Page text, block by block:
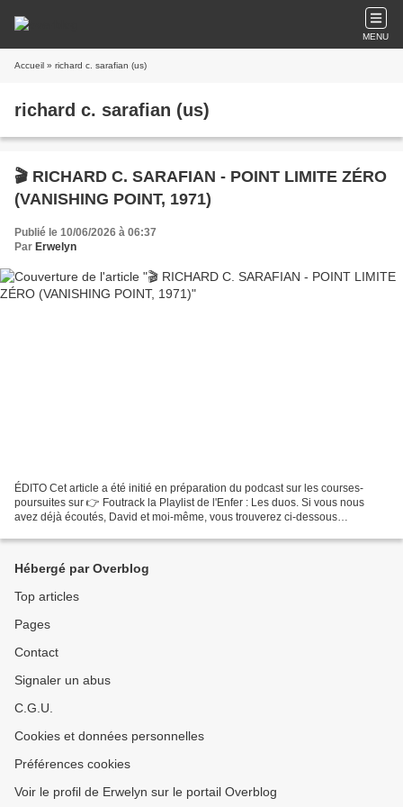
MENU
Accueil » richard c. sarafian (us)
richard c. sarafian (us)
🎬 RICHARD C. SARAFIAN - POINT LIMITE ZÉRO
(VANISHING POINT, 1971)
Publié le 10/06/2026 à 06:37
Par Erwelyn
ÉDITO Cet article a été initié en préparation du podcast sur les courses-
poursuites sur 👉 Foutrack la Playlist de l'Enfer : Les duos. Si vous nous
avez déjà écoutés, David et moi-même, vous trouverez ci-dessous
Hébergé par Overblog
Top articles
Pages
Contact
Signaler un abus
C.G.U.
Cookies et données personnelles
Préférences cookies
Voir le profil de Erwelyn sur le portail Overblog